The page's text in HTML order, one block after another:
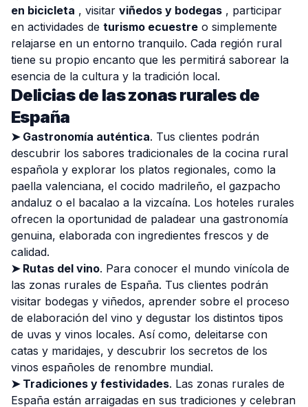
en bicicleta , visitar viñedos y bodegas , participar
en actividades de turismo ecuestre o simplemente
relajarse en un entorno tranquilo. Cada región rural
tiene su propio encanto que les permitirá saborear la
esencia de la cultura y la tradición local.
Delicias de las zonas rurales de
España
➤ Gastronomía auténtica. Tus clientes podrán
descubrir los sabores tradicionales de la cocina rural
española y explorar los platos regionales, como la
paella valenciana, el cocido madrileño, el gazpacho
andaluz o el bacalao a la vizcaína. Los hoteles rurales
ofrecen la oportunidad de paladear una gastronomía
genuina, elaborada con ingredientes frescos y de
calidad.
➤ Rutas del vino. Para conocer el mundo vinícola de
las zonas rurales de España. Tus clientes podrán
visitar bodegas y viñedos, aprender sobre el proceso
de elaboración del vino y degustar los distintos tipos
de uvas y vinos locales. Así como, deleitarse con
catas y maridajes, y descubrir los secretos de los
vinos españoles de renombre mundial.
➤ Tradiciones y festividades. Las zonas rurales de
España están arraigadas en sus tradiciones y celebran